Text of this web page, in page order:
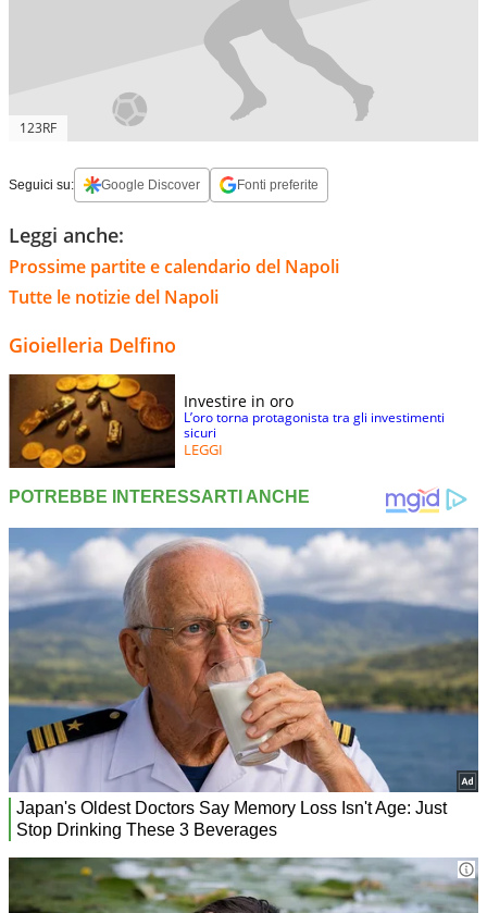
123RF
Seguici su: Google Discover Fonti preferite
Leggi anche:
Prossime partite e calendario del Napoli
Tutte le notizie del Napoli
Gioielleria Delfino
Investire in oro
L’oro torna protagonista tra gli investimenti
sicuri
LEGGI